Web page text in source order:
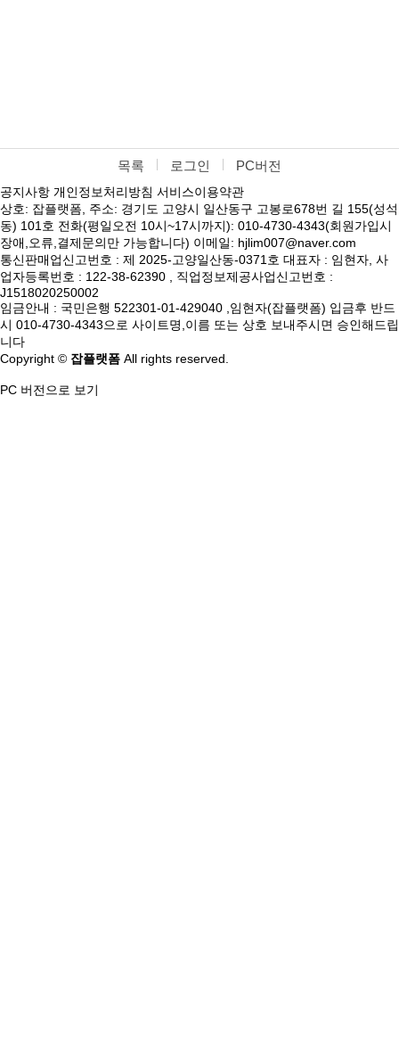
목록 로그인 PC버전
공지사항 개인정보처리방침 서비스이용약관
상호: 잡플랫폼, 주소: 경기도 고양시 일산동구 고봉로678번 길 155(성석
동) 101호 전화(평일오전 10시~17시까지): 010-4730-4343(회원가입시
장애,오류,결제문의만 가능합니다) 이메일: hjlim007@naver.com
통신판매업신고번호 : 제 2025-고양일산동-0371호 대표자 : 임현자, 사
업자등록번호 : 122-38-62390 , 직업정보제공사업신고번호 :
J1518020250002
임금안내 : 국민은행 522301-01-429040 ,임현자(잡플랫폼) 입금후 반드
시 010-4730-4343으로 사이트명,이름 또는 상호 보내주시면 승인해드립
니다
Copyright © 잡플랫폼 All rights reserved.
PC 버전으로 보기